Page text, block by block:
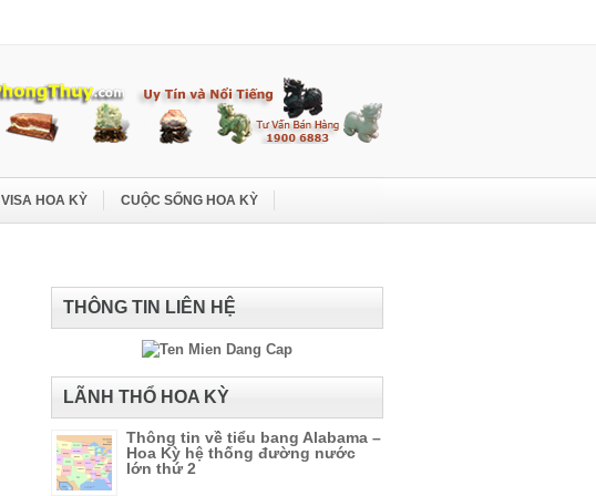
VISA HOA KỲ CUỘC SỐNG HOA KỲ
THÔNG TIN LIÊN HỆ
LÃNH THỔ HOA KỲ
Thông tin về tiểu bang Alabama –
Hoa Kỳ hệ thống đường nước
lớn thứ 2